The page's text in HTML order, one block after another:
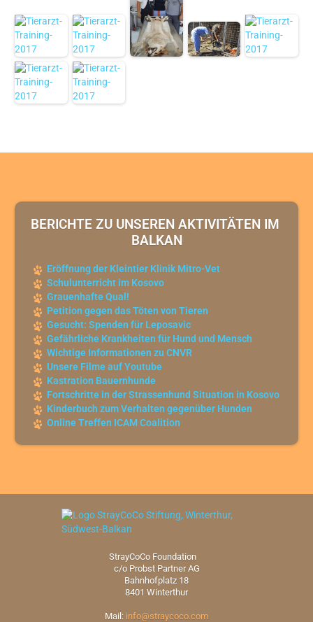
BERICHTE ZU UNSEREN AKTIVITÄTEN IM
BALKAN
Eröffnung der Kleintier Klinik Mitro-Vet
Schulunterricht im Kosovo
Grauenhafte Qual!
Petition gegen das Töten von Tieren
Gesucht: Spenden für Leposavic
Gefährliche Krankheiten für Hund und Mensch
Wichtige Informationen zu CNVR
Unsere Filme auf Youtube
Kastration Bauernhunde
Fortschritte in der Strassenhund Situation in Kosovo
Kinderbuch zum Verhalten gegenüber Hunden
Online Treffen ICAM Coalition
StrayCoCo Foundation
c/o Probst Partner AG
Bahnhofplatz 18
8401 Winterthur
Mail: info@straycoco.com